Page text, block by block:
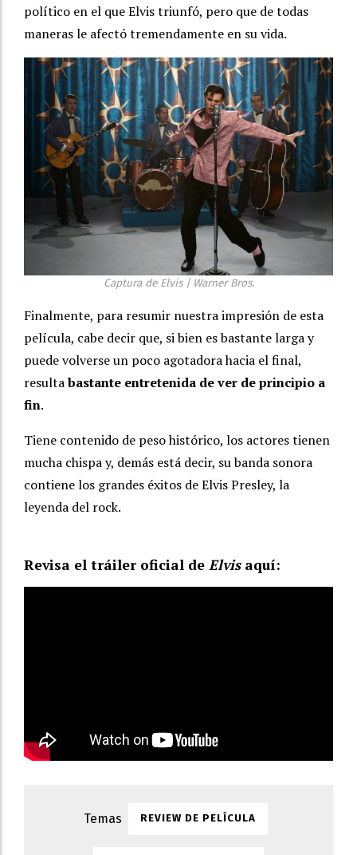
político en el que Elvis triunfó, pero que de todas
maneras le afectó tremendamente en su vida.
Captura de Elvis | Warner Bros.
Finalmente, para resumir nuestra impresión de esta
película, cabe decir que, si bien es bastante larga y
puede volverse un poco agotadora hacia el final,
resultabastante entretenida de ver de principio a
fin.
Tiene contenido de peso histórico, los actores tienen
mucha chispa y, demás está decir, su banda sonora
contiene los grandes éxitos de Elvis Presley, la
leyenda del rock.
Revisa el tráiler oficial de Elvis aquí:
REVIEW DE PELÍCULA